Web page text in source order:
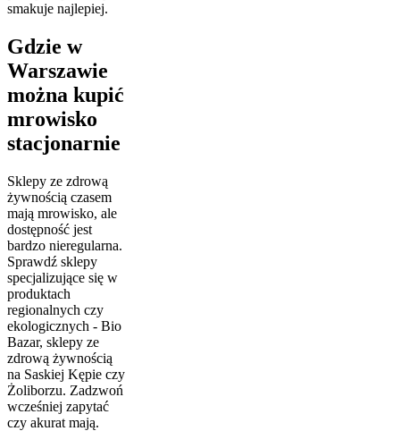
smakuje najlepiej.
Gdzie w
Warszawie
można kupić
mrowisko
stacjonarnie
Sklepy ze zdrową
żywnością czasem
mają mrowisko, ale
dostępność jest
bardzo nieregularna.
Sprawdź sklepy
specjalizujące się w
produktach
regionalnych czy
ekologicznych - Bio
Bazar, sklepy ze
zdrową żywnością
na Saskiej Kępie czy
Żoliborzu. Zadzwoń
wcześniej zapytać
czy akurat mają.